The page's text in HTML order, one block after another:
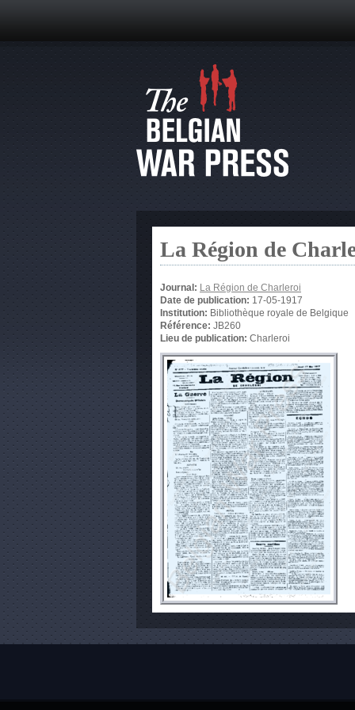
La Région de
Journal: La Région de Charleroi
Date de publication: 17-05-1917
Institution: Bibliothèque royale de Belgique
Référence: JB260
Lieu de publication: Charleroi